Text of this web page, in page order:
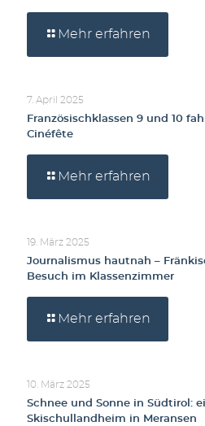
Mehr erfahren
7. April 2025
Französischklassen 9 und 10
Cinéfête
Mehr erfahren
19. März 2025
Journalismus hautnah –
Besuch im Klassenzimmer
Mehr erfahren
10. März 2025
Schnee und Sonne in Südtirol:
Skischullandheim in Meransen